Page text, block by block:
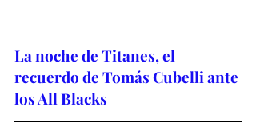
La noche de Titanes, el
recuerdo de Tomás Cubelli ante
los All Blacks